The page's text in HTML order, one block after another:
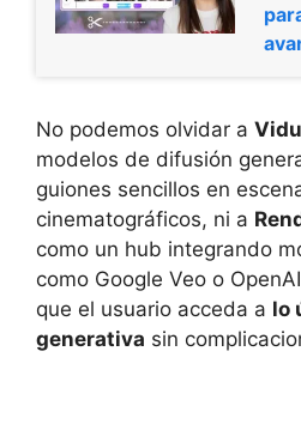
No podemos olvidar a
modelos de difusión
guiones sencillos en
cinematográficos, ni a
como un hub integrando
como Google Veo o
que el usuario acceda a lo
generativa sin